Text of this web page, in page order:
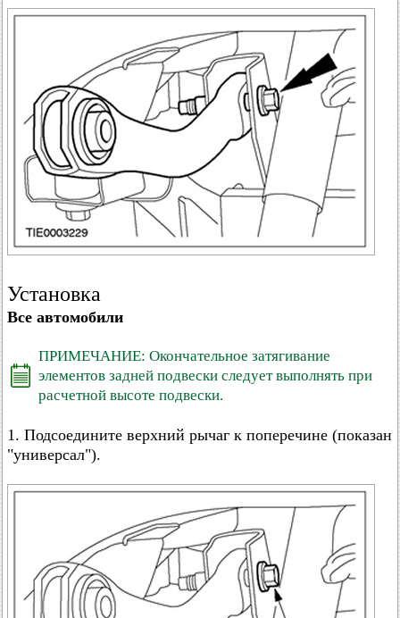
Установка
Все автомобили
ПРИМЕЧАНИЕ: Окончательное затягивание
элементов задней подвески следует выполнять при
расчетной высоте подвески.
1. Подсоедините верхний рычаг к поперечине (показан
"универсал").